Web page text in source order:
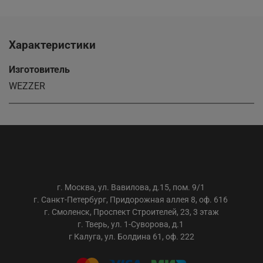
Характеристики
Изготовитель
WEZZER
г. Москва, ул. Вавилова, д.15, пом. 9/1
г. Санкт-Петербург, Придорожная аллея 8, оф. 616
г. Смоленск, Проспект Строителей, 23, 3 этаж
г. Тверь, ул. 1-Суворова, д.1
г Калуга, ул. Болдина 61, оф. 222